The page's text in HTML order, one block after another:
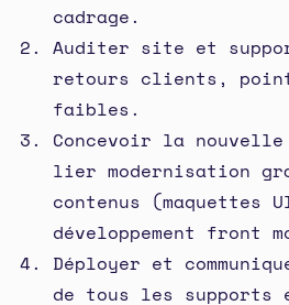
cadrage.
Auditer site et
retours clients,
faibles.
Concevoir la
lier modernisation
contenus (maquettes
développement front
Déployer et
de tous les supports